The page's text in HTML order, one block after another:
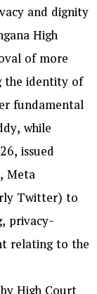
and dignity
High
of more
the identity of
fundamental
while
issued
Meta
Twitter) to
privacy-
relating to the